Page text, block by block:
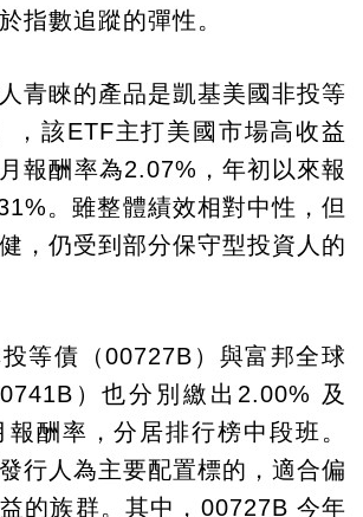
指數追蹤的彈性。
青睞的產品是凱基美國非投等
，該ETF主打美國市場高收益
報酬率為2.07%，年初以來報
。雖整體績效相對中性，但
，仍受到部分保守型投資人的
等債（00727B）與富邦全球
）也分別繳出2.00% 及
酬率，分居排行榜中段班。
行人為主要配置標的，適合偏
的族群。其中，00727B 今年